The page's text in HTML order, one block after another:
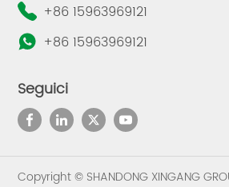
+86 15963969121
+86 15963969121
Seguici
Copyright © SHANDONG XINGANG